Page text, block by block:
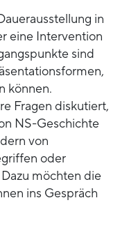
in
eine Intervention
sind
können.
Fragen diskutiert,
NS-Geschichte
von
oder
möchten die
ins Gespräch